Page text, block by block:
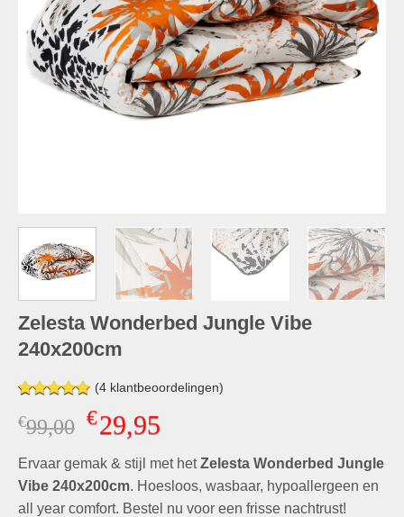
Zelesta Wonderbed Jungle Vibe
240x200cm
Gewaardeerd
4.75op 5
gebaseerd
waarderingen
(4klantbeoordelingen)
€99,00 Oorspronkelijke
was:
€99,00.
€29,95Huidige
is:
€29,95.
Ervaar gemak & stijl met hetZelesta Wonderbed Jungle
Vibe 240x200cm. Hoesloos, wasbaar, hypoallergeen en
all year comfort. Bestel nu voor een frisse nachtrust!